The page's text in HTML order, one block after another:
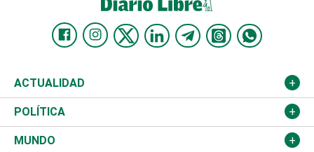
ACTUALIDAD
Nacional
Ciudad
POLÍTICA
Partidos
MUNDO